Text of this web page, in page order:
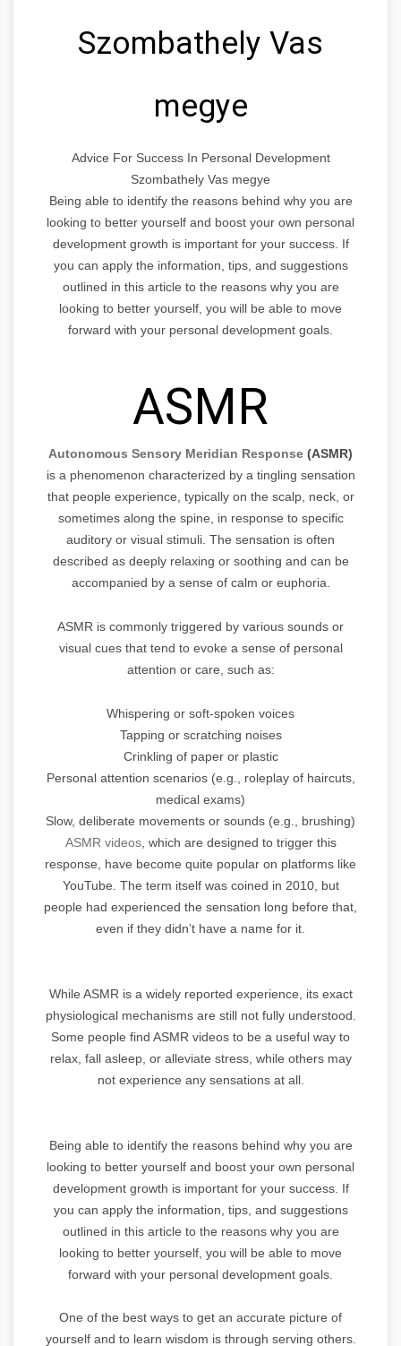
Szombathely Vas
megye
Advice For Success In Personal Development
Szombathely Vas megye
Being able to identify the reasons behind why you are
looking to better yourself and boost your own personal
development growth is important for your success. If
you can apply the information, tips, and suggestions
outlined in this article to the reasons why you are
looking to better yourself, you will be able to move
forward with your personal development goals.
ASMR
Autonomous Sensory Meridian Response (ASMR)
is a phenomenon characterized by a tingling sensation
that people experience, typically on the scalp, neck, or
sometimes along the spine, in response to specific
auditory or visual stimuli. The sensation is often
described as deeply relaxing or soothing and can be
accompanied by a sense of calm or euphoria.
ASMR is commonly triggered by various sounds or
visual cues that tend to evoke a sense of personal
attention or care, such as:
Whispering or soft-spoken voices
Tapping or scratching noises
Crinkling of paper or plastic
Personal attention scenarios (e.g., roleplay of haircuts,
medical exams)
Slow, deliberate movements or sounds (e.g., brushing)
ASMR videos, which are designed to trigger this
response, have become quite popular on platforms like
YouTube. The term itself was coined in 2010, but
people had experienced the sensation long before that,
even if they didn’t have a name for it.
While ASMR is a widely reported experience, its exact
physiological mechanisms are still not fully understood.
Some people find ASMR videos to be a useful way to
relax, fall asleep, or alleviate stress, while others may
not experience any sensations at all.
Being able to identify the reasons behind why you are
looking to better yourself and boost your own personal
development growth is important for your success. If
you can apply the information, tips, and suggestions
outlined in this article to the reasons why you are
looking to better yourself, you will be able to move
forward with your personal development goals.
One of the best ways to get an accurate picture of
yourself and to learn wisdom is through serving others.